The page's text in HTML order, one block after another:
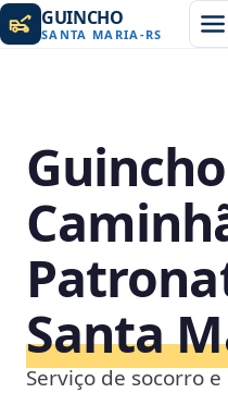
GUINCHO
SANTA MARIA -RS
Santa
Serviço de socorro